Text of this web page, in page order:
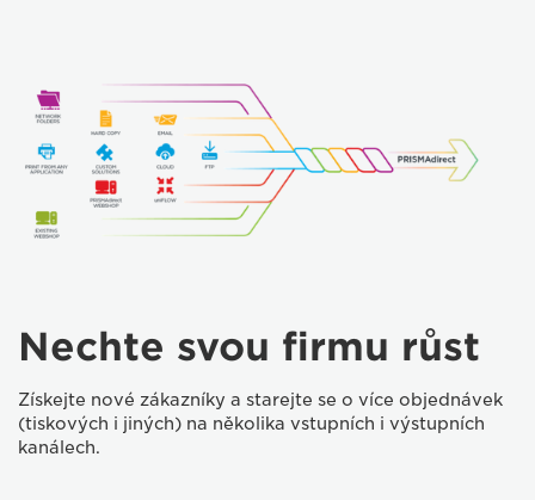
Nechte svou firmu růst
Získejte nové zákazníky a starejte se o více objednávek
(tiskových i jiných) na několika vstupních i výstupních
kanálech.